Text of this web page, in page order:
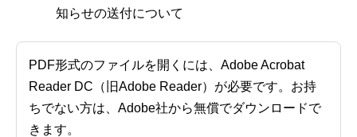
知らせの送付について
PDF形式のファイルを開くには、Adobe Acrobat
Reader DC（旧Adobe Reader）が必要です。お持
ちでない方は、Adobe社から無償でダウンロードで
きます。